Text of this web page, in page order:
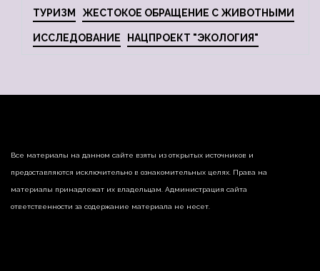
ТУРИЗМ ЖЕСТОКОЕ ОБРАЩЕНИЕ С ЖИВОТНЫМИ
ИССЛЕДОВАНИЕ НАЦПРОЕКТ "ЭКОЛОГИЯ"
Все материалы на данном сайте взяты из открытых источников и
предоставляются исключительно в ознакомительных целях. Права на
материалы принадлежат их владельцам. Администрация сайта
ответственности за содержание материала не несет.